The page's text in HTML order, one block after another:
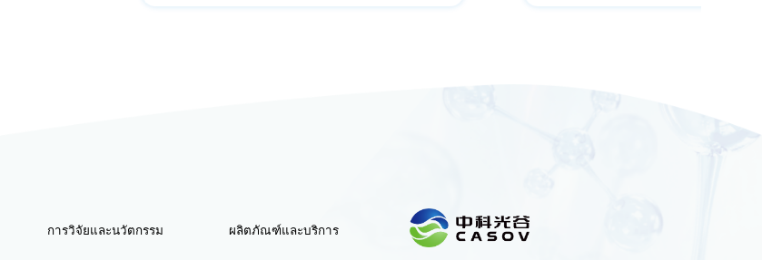
การวิจัยและนวัตกรรม ผลิตภัณฑ์และบริการ